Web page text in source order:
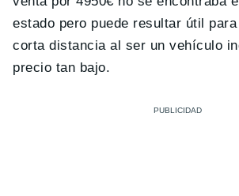
estado pero puede resultar útil
corta distancia al ser un vehículo
precio tan bajo.